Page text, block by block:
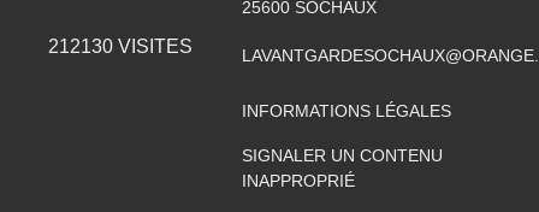
212130 VISITES
25600 SOCHAUX
INFORMATIONS LÉGALES
SIGNALER UN CONTENU
INAPPROPRIÉ